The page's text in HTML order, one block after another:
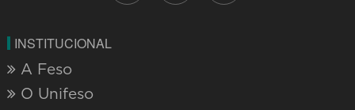
INSTITUCIONAL
A Feso
O Unifeso